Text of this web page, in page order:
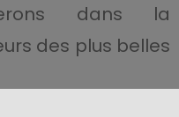
dans la
des plus belles